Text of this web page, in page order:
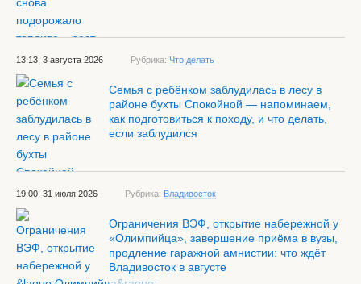
13:13, 3 августа 2026 Рубрика: Что делать
Семья с ребёнком заблудилась в лесу в
районе бухты Спокойной — напоминаем,
как подготовиться к походу, и что делать,
если заблудился
19:00, 31 июля 2026 Рубрика: Владивосток
Ограничения ВЭФ, открытие набережной у
«Олимпийца», завершение приёма в вузы,
продление гаражной амнистии: что ждёт
Владивосток в августе